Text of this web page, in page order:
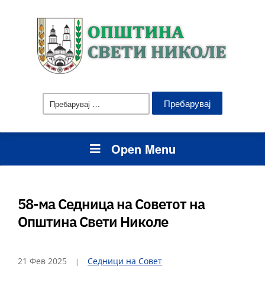
Пребарувај
за:
Open Menu
58-ма Седница на Советот на
Општина Свети Николе
21 Фев 2025 Седници на Совет